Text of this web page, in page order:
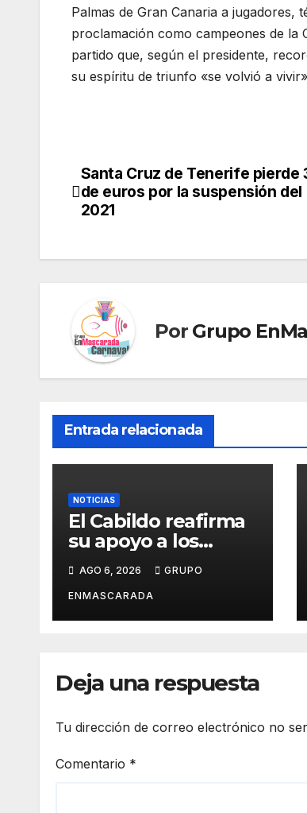
Palmas de Gran Canaria a jugadores,
proclamación como campeones de la
partido que, según el presidente,
su espíritu de triunfo «se volvió a
Navegación
de
Santa Cruz de Tenerife pierde
de euros por la suspensión del
2021
Por Grupo
Entrada relacionada
NOTICIAS
El Cabildo reafirma
su apoyo a los
artesanos y
diseñadores del
Carnaval de
Tenerife
AGO 6, 2026 GRUPO
ENMASCARADA
Deja una respuesta
Tu dirección de correo electrónico no
Comentario *